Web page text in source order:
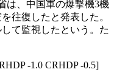
は、中国軍の爆撃機3機
往復したと発表した。
て監視したという。た
-1.0 CRHDP -0.5]